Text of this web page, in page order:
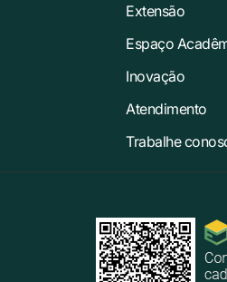
Extensão
Espaço
Inovação
Atendimento
Trabalhe